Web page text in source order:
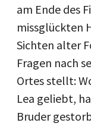
am Ende des
missglückten
Sichten alter
Fragen nach
Ortes stellt:
Lea geliebt,
Bruder